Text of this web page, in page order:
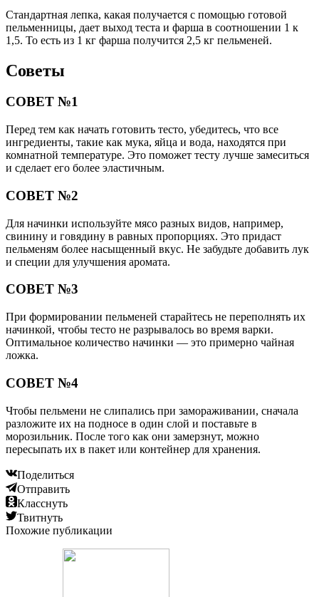
Стандартная лепка, какая получается с помощью готовой
пельменницы, дает выход теста и фарша в соотношении 1 к
1,5. То есть из 1 кг фарша получится 2,5 кг пельменей.
Советы
СОВЕТ №1
Перед тем как начать готовить тесто, убедитесь, что все
ингредиенты, такие как мука, яйца и вода, находятся при
комнатной температуре. Это поможет тесту лучше замеситься
и сделает его более эластичным.
СОВЕТ №2
Для начинки используйте мясо разных видов, например,
свинину и говядину в равных пропорциях. Это придаст
пельменям более насыщенный вкус. Не забудьте добавить лук
и специи для улучшения аромата.
СОВЕТ №3
При формировании пельменей старайтесь не переполнять их
начинкой, чтобы тесто не разрывалось во время варки.
Оптимальное количество начинки — это примерно чайная
ложка.
СОВЕТ №4
Чтобы пельмени не слипались при замораживании, сначала
разложите их на подносе в один слой и поставьте в
морозильник. После того как они замерзнут, можно
пересыпать их в пакет или контейнер для хранения.
Поделиться
Отправить
Класснуть
Твитнуть
Похожие публикации